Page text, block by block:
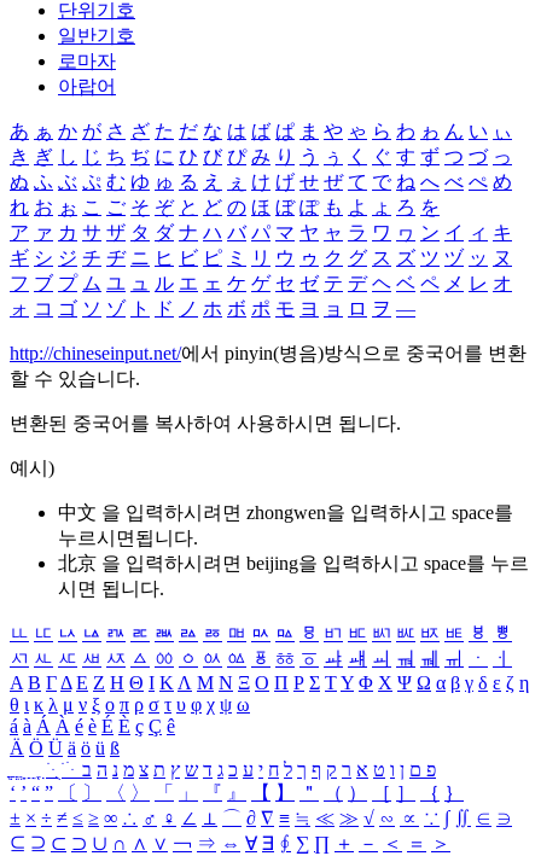
단위기호
일반기호
로마자
아랍어
あ ぁ か が さ ざ た だ な は ば ぱ ま や ゃ ら わ ゎ ん い ぃ
き ぎ し じ ち ぢ に ひ び ぴ み り う ぅ く ぐ す ず つ づ っ
ぬ ふ ぶ ぷ む ゆ ゅ る え ぇ け げ せ ぜ て で ね へ べ ぺ め
れ お ぉ こ ご そ ぞ と ど の ほ ぼ ぽ も よ ょ ろ を
ア ァ カ サ ザ タ ダ ナ ハ バ パ マ ヤ ャ ラ ワ ヮ ン イ ィ キ
ギ シ ジ チ ヂ ニ ヒ ビ ピ ミ リ ウ ゥ ク グ ス ズ ツ ヅ ッ ヌ
フ ブ プ ム ユ ュ ル エ ェ ケ ゲ セ ゼ テ デ ヘ ベ ペ メ レ オ
ォ コ ゴ ソ ゾ ト ド ノ ホ ボ ポ モ ヨ ョ ロ ヲ ―
http://chineseinput.net/에서 pinyin(병음)방식으로 중국어를 변환
할 수 있습니다.
변환된 중국어를 복사하여 사용하시면 됩니다.
예시)
中文 을 입력하시려면 zhongwen을 입력하시고 space를
누르시면됩니다.
北京 을 입력하시려면 beijing을 입력하시고 space를 누르
시면 됩니다.
ㅥ ㅦ ㅧ ㅨ ㅩ ㅪ ㅫ ㅬ ㅭ ㅮ ㅯ ㅰ ㅱ ㅲ ㅳ ㅴ ㅵ ㅶ ㅷ ㅸ
ㅹ
ㅺ ㅻ ㅼ ㅽ ㅾ ㅿ ㆀ ㆁ ㆂ ㆃ ㆄ ㆅ ㆆ ㆇ ㆈ ㆉ ㆊ ㆋ ㆌ ㆍ
ㆎ
Α Β ΓΔ Ε Ζ Η Θ Ι ΚΛ Μ Ν Ξ Ο Π Ρ Σ ΤΥ Φ Χ Ψ Ω α β γ δ ε ζ η
θ ι κ λ μ ν ξ ο π ρ σ τ υ φ χ ψ ω
á à Á À é è É È ç Ç ê
Ä Ö Ü ä ö ü ß
ִֶֹ ֻּ ׁׂ פ ם ן ו ט א ר ק ף ך ל ח י ע כ ג ד ש ץ ת צ מ נ ה ב
‘ ’ “ ” 〔 〕 〈 〉 「 」 『 』 【 】 ＂ （ ） ［ ］ ｛ ｝
± × ÷ ≠ ≤ ≥ ∞ ∴ ♂ ♀ ∠ ⊥ ⌒ ∂ ∇ ≡ ≒ ≪ ≫ √ ∽ ∝ ∵ ∫ ∬ ∈ ∋
⊆ ⊇ ⊂ ⊃ ∪ ∩ ∧ ∨ ￢ ⇒ ⇔ ∀ ∃ ∮ ∑ ∏ ＋ － ＜ ＝
＞